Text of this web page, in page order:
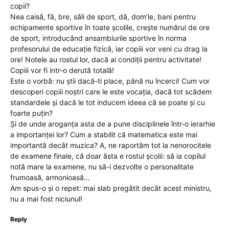
copii?
Nea caisă, fă, bre, săli de sport, dă, dom’le, bani pentru
echipamente sportive în toate școlile, crește numărul de ore
de sport, introducând ansamblurile sportive în norma
profesorului de educație fizică, iar copiii vor veni cu drag la
ore! Notele au rostul lor, dacă ai condiții pentru activitate!
Copiii vor fi intr-o derută totală!
Este o vorbă: nu știi dacă-ti place, până nu încerci! Cum vor
descoperi copiii noștri care le este vocația, dacă tot scădem
standardele și dacă le tot inducem ideea că se poate și cu
foarte puțin?
Și de unde aroganța asta de a pune disciplinele într-o ierarhie
a importanței lor? Cum a stabilit că matematica este mai
importantă decât muzica? A, ne raportăm tot la nenorocitele
de examene finale, că doar ăsta e rostul școlii: să ia copilul
notă mare la examene, nu să-i dezvolte o personalitate
frumoasă, armonioasă…
Am spus-o și o repet: mai slab pregătit decât acest ministru,
nu a mai fost niciunul!
Reply